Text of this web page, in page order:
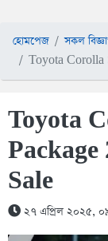
হোমপেজ সকল
Toyota Corolla
Toyota
Sale
২৭ এপ্রিল ২০২৫,